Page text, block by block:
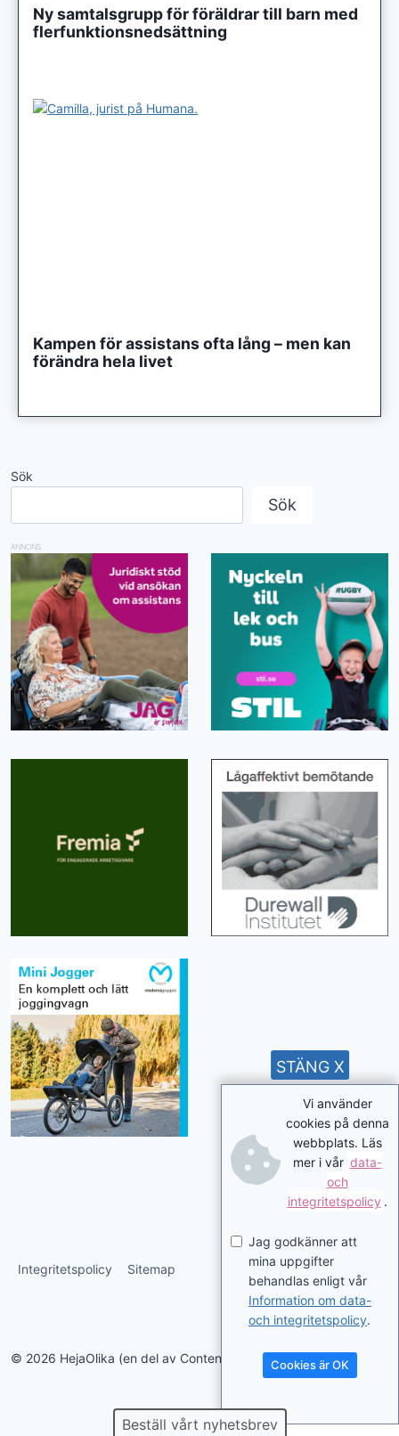
Ny samtalsgrupp för föräldrar till barn med
flerfunktionsnedsättning
Kampen för assistans ofta lång – men kan
förändra hela livet
Sök
Sök
ANNONS
Integritetspolicy Sitemap
© 2026 HejaOlika (en del av Contentverkstan.se)
Beställ vårt nyhetsbrev
Vi använder
cookies på denna
webbplats. Läs
mer i vår data-
och
integritetspolicy .
Jag godkänner att
mina uppgifter
behandlas enligt vår
Information om data-
och integritetspolicy.
Cookies är OK
STÄNG X